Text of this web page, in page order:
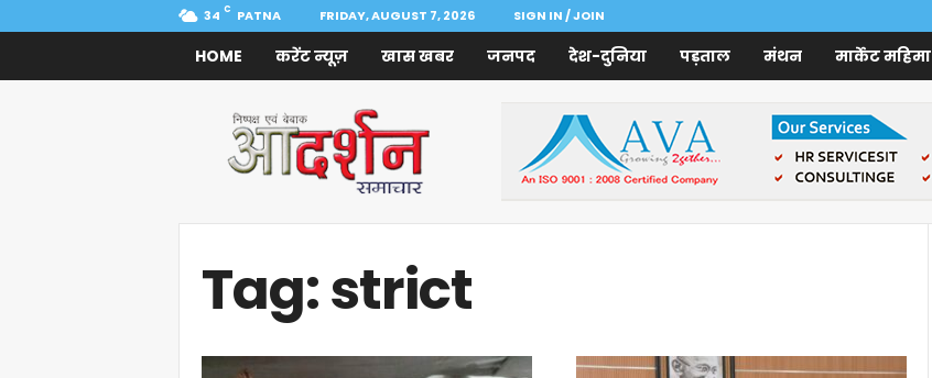
34 C PATNA FRIDAY, AUGUST 7, 2026 SIGN IN / JOIN
HOME करेंट न्यूज़ खास खबर जनपद देश-दुनिया पड़ताल मंथन मार्केट महिमा
Samachar
Tag: strict